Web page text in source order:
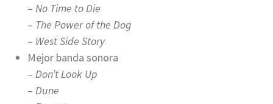
– No Time to Die
– The Power of the Dog
– West Side Story
Mejor banda sonora
– Don’t Look Up
– Dune